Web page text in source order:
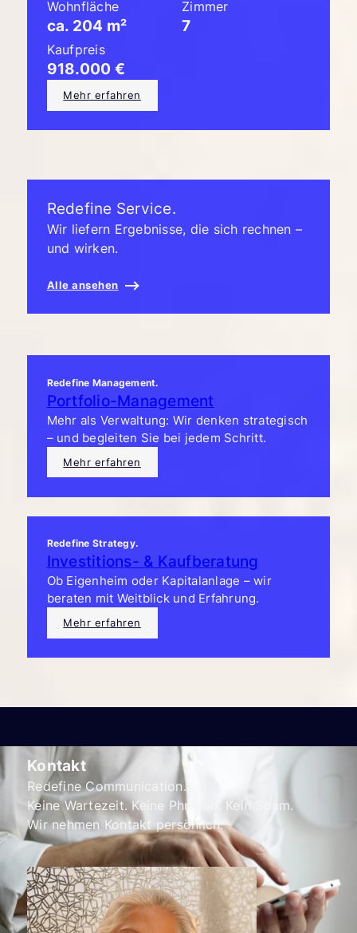
Wohnfläche
ca. 204 m²
Zimmer
7
Kaufpreis
918.000 €
Mehr erfahren
Redefine Service.
Wir liefern Ergebnisse, die sich rechnen –
und wirken.
Alle ansehen
Redefine Management.
Portfolio-Management
Mehr als Verwaltung: Wir denken strategisch
– und begleiten Sie bei jedem Schritt.
Mehr erfahren
Redefine Strategy.
Investitions- & Kaufberatung
Ob Eigenheim oder Kapitalanlage – wir
beraten mit Weitblick und Erfahrung.
Mehr erfahren
Kontakt
Redefine Communication.
Keine Wartezeit. Keine Phrasen. Kein Spam.
Wir nehmen Kontakt persönlich.